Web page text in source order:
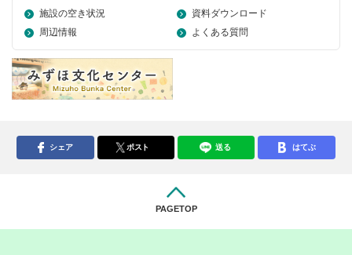
施設の空き状況
資料ダウンロード
周辺情報
よくある質問
シェア ポスト 送る はてぶ
PAGETOP